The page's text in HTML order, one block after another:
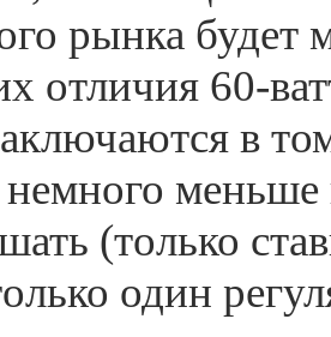
рынка будет
отличия 60-
в
меньше
(только
один